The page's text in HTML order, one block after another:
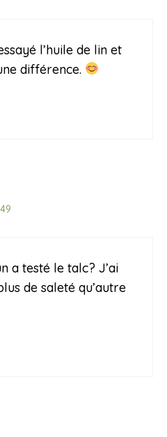
l’huile de lin et
différence.
a testé le talc? J’ai
de saleté qu’autre